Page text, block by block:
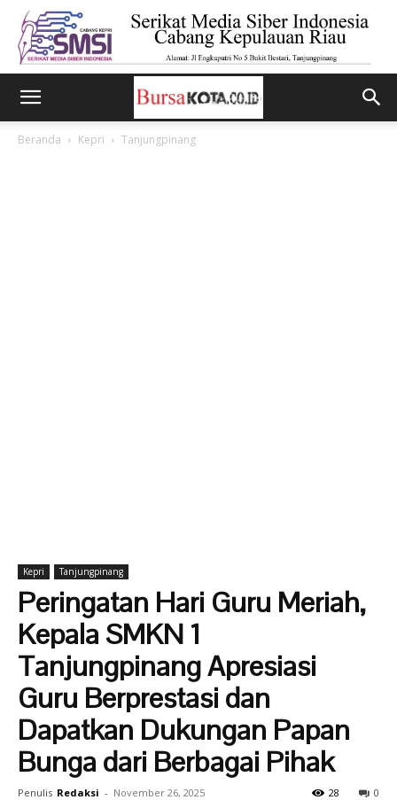
Beranda Kepri Tanjungpinang
Kepri Tanjungpinang
Peringatan Hari Guru Meriah,
Kepala SMKN 1
Tanjungpinang Apresiasi
Guru Berprestasi dan
Dapatkan Dukungan Papan
Bunga dari Berbagai Pihak
Penulis Redaksi - November 26, 2025 0
28